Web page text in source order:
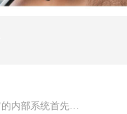
要保证衬胶设备长时间的正常使用它的内部系统首先要兼顾到，我们只有掌握设备各个方面的性能才能够使系...